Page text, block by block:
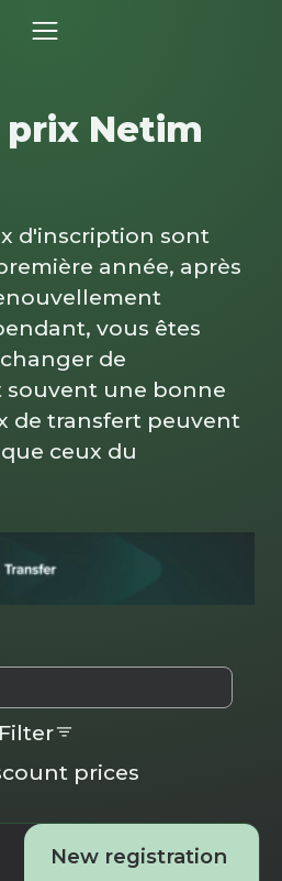
prix Netim
d'inscription sont
année, après
vous êtes
de
souvent une bonne
de transfert peuvent
ceux du
prices
Filter
New registration